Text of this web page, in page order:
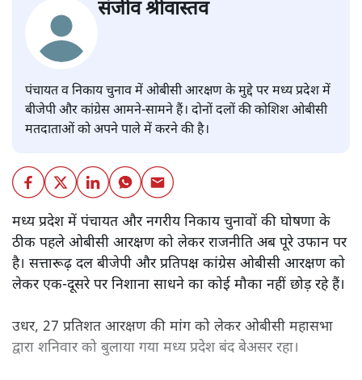
संजीव श्रीवास्तव
पंचायत व निकाय चुनाव में ओबीसी आरक्षण के मुद्दे पर मध्य प्रदेश में
बीजेपी और कांग्रेस आमने-सामने हैं। दोनों दलों की कोशिश ओबीसी
मतदाताओं को अपने पाले में करने की है।
मध्य प्रदेश में पंचायत और नगरीय निकाय चुनावों की घोषणा के
ठीक पहले ओबीसी आरक्षण को लेकर राजनीति अब पूरे उफान पर
है। सत्तारूढ़ दल बीजेपी और प्रतिपक्ष कांग्रेस ओबीसी आरक्षण को
लेकर एक-दूसरे पर निशाना साधने का कोई मौका नहीं छोड़ रहे हैं।
उधर, 27 प्रतिशत आरक्षण की मांग को लेकर ओबीसी महासभा
द्वारा शनिवार को बुलाया गया मध्य प्रदेश बंद बेअसर रहा।